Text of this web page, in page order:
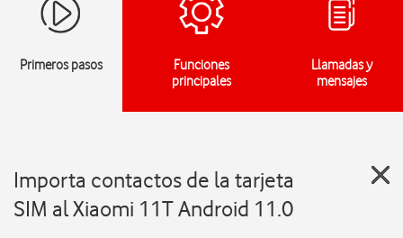
Primeros pasos
Funciones
principales
Llamadas y
mensajes
Importa contactos de la tarjeta
SIM al Xiaomi 11T Android 11.0